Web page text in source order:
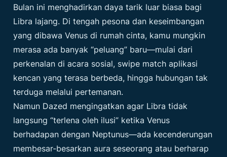
Bulan ini menghadirkan daya tarik luar biasa bagi
Libra lajang. Di tengah pesona dan keseimbangan
yang dibawa Venus di rumah cinta, kamu mungkin
merasa ada banyak “peluang” baru—mulai dari
perkenalan di acara sosial, swipe match aplikasi
kencan yang terasa berbeda, hingga hubungan tak
terduga melalui pertemanan.
Namun Dazed mengingatkan agar Libra tidak
langsung “terlena oleh ilusi” ketika Venus
berhadapan dengan Neptunus—ada kecenderungan
membesar-besarkan aura seseorang atau berharap